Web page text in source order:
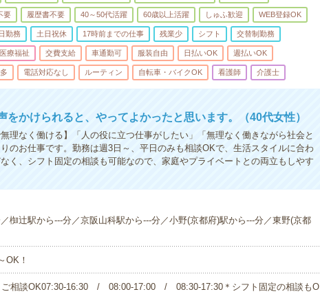
要 履歴書不要 40～50代活躍 60歳以上活躍 しゅふ歓迎 WEB登録OK
勤務 土日祝休 17時前までの仕事 残業少 シフト 交替制勤務
医療福祉 交費支給 車通勤可 服装自由 日払いOK 週払いOK
電話対応なし ルーティン 自転車・バイクOK 看護師 介護士
をかけられると、やってよかったと思います。（40代女性）
理なく働ける】「人の役に立つ仕事がしたい」「無理なく働きながら社会と
のお仕事です。勤務は週3日～、平日のみも相談OKで、生活スタイルに合わ
く、シフト固定の相談も可能なので、家庭やプライベートとの両立もしやす
椥辻駅から---分／京阪山科駅から---分／小野(京都府)駅から---分／東野(京都
OK！
ご相談OK07:30-16:30 / 08:00-17:00 / 08:30-17:30＊シフト固定の相談もO